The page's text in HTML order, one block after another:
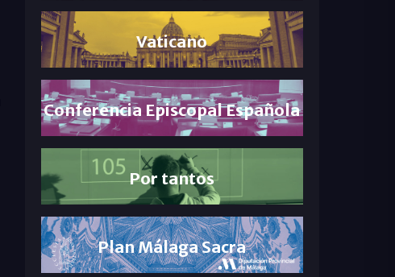
Vaticano
Conferencia Episcopal Española
Por tantos
Plan Málaga Sacra